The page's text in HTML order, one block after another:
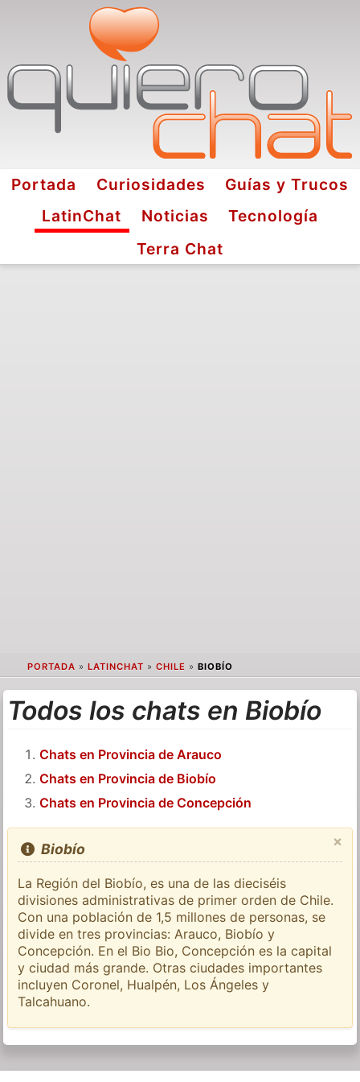
Portada Curiosidades
Guías y Trucos
LatinChat
Noticias
Tecnología
Terra Chat
PORTADA » LATINCHAT » CHILE » BIOBÍO
Todos los chats en Biobío
Chats en Provincia de Arauco
Chats en Provincia de Biobío
Chats en Provincia de Concepción
×
Biobío
La Región del Biobío, es una de las dieciséis
divisiones administrativas de primer orden de Chile.
Con una población de 1,5 millones de personas, se
divide en tres provincias: Arauco, Biobío y
Concepción. En el Bio Bio, Concepción es la capital
y ciudad más grande. Otras ciudades importantes
incluyen Coronel, Hualpén, Los Ángeles y
Talcahuano.